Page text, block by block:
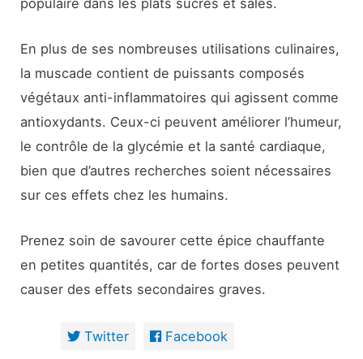
En plus de ses nombreuses utilisations culinaires,
la muscade contient de puissants composés
végétaux anti-inflammatoires qui agissent comme
antioxydants. Ceux-ci peuvent améliorer l’humeur,
le contrôle de la glycémie et la santé cardiaque,
bien que d’autres recherches soient nécessaires
sur ces effets chez les humains.
Prenez soin de savourer cette épice chauffante
en petites quantités, car de fortes doses peuvent
causer des effets secondaires graves.
Twitter Facebook